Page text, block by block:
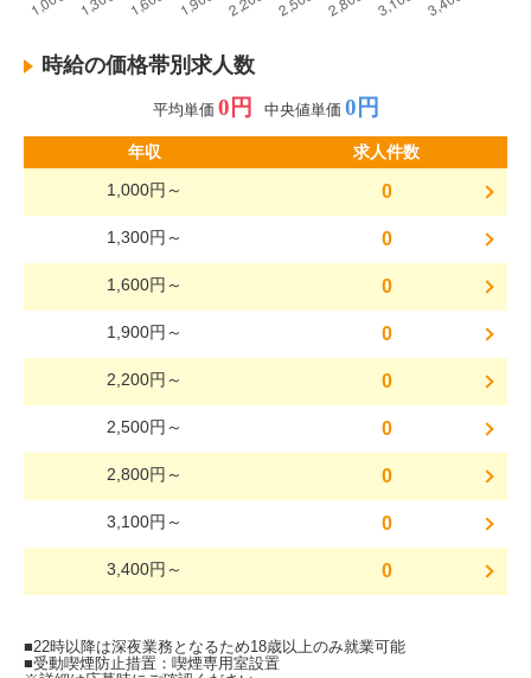
時給の価格帯別求人数
平均単価 0円 中央値単価 0円
年収
求人件数
1,000円～
0
1,300円～ 0
1,600円～ 0
1,900円～ 0
2,200円～ 0
2,500円～ 0
2,800円～ 0
3,100円～ 0
3,400円～ 0